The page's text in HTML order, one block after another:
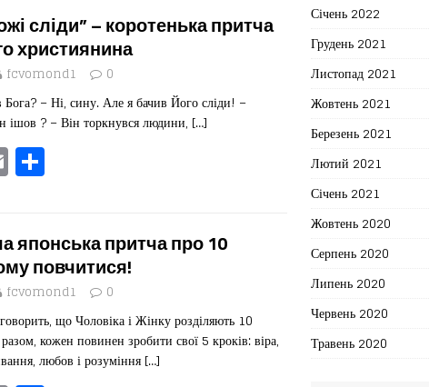
l ит
ис
я
сліди” – коротенька притча
християнина
fcvomond1 0
Бога? – Ні, сину. Але я бачив Його сліди! –
ішов ? – Він торкнувся людини, […]
E
m
l ит
ис
я
японська притча про 10
повчитися!
fcvomond1 0
що Чоловіка і Жінку розділяють 10
кожен повинен зробити свої 5 кроків: віра,
любов і розуміння[…]
Січень 2022
Грудень 2021
Листопад 2021
Жовтень 2021
Березень 2021
Лютий 2021
Січень 2021
Жовтень 2020
Серпень 2020
Липень 2020
Червень 2020
Травень 2020